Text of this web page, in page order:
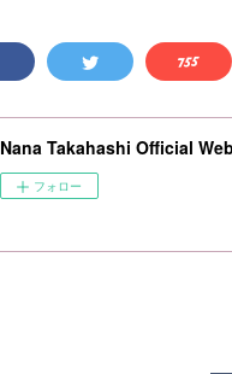
Nana Takahashi Official
フォロー